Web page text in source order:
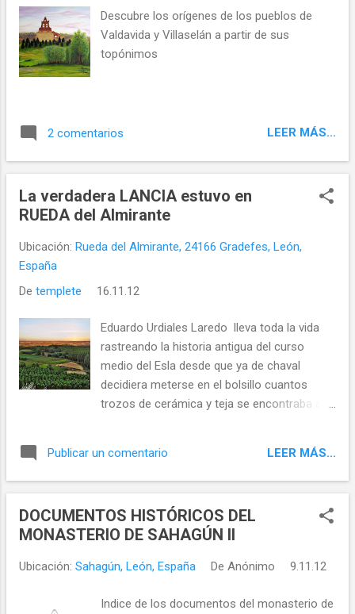
Descubre los orígenes de los pueblos de
Valdavida y Villaselán a partir de sus
topónimos
2 comentarios LEER MÁS...
La verdadera LANCIA estuvo en
RUEDA del Almirante
Ubicación: Rueda del Almirante, 24166 Gradefes, León,
España
De templete 16.11.12
Eduardo Urdiales Laredo lleva toda la vida
rastreando la historia antigua del curso
medio del Esla desde que ya de chaval
decidiera meterse en el bolsillo cuantos
trozos de cerámica y teja se encontraba al
Aquí fue Lancia. Historia y leyenda de la
Asturia leonesa donde se destapa el
Publicar un comentario LEER MÁS...
DOCUMENTOS HISTÓRICOS DEL
MONASTERIO DE SAHAGÚN II
Ubicación: Sahagún, León, España De Anónimo 9.11.12
Indice de los documentos del monasterio de